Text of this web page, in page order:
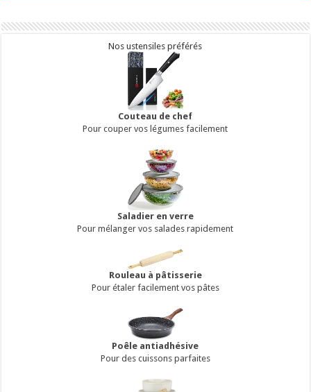
Nos ustensiles préférés
Couteau de chef
Pour couper vos légumes facilement
Saladier en verre
Pour mélanger vos salades rapidement
Rouleau à pâtisserie
Pour étaler facilement vos pâtes
Poêle antiadhésive
Pour des cuissons parfaites